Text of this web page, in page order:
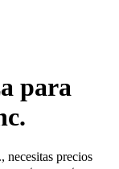
para
necesitas precios